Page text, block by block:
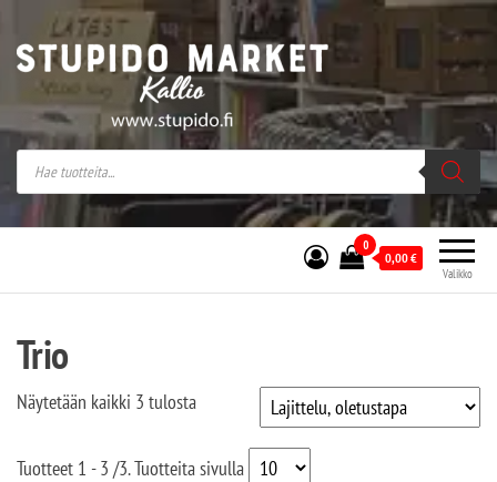
Stupido Market – verkossa ja kivijalassa
Stupido Market on vaihtoehtomusaan
erikoistunut verkko- sekä
kivijalkakauppa Helsingissä Kallion
sydämessä.
Valikko
0
0,00€
Trio
Näytetään kaikki 3 tulosta
Tuotteet 1 - 3 /3. Tuotteita sivulla